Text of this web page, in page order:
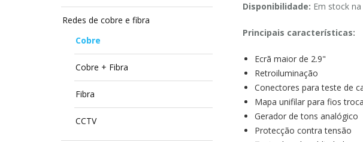
Disponibilidade: Em stock
Principais características:
Ecrã maior de 2.9"
Retroiluminação
Conectores para teste de
Mapa unifilar para fios
Gerador de tons analógico
Protecção contra tensão
Redes de cobre e fibra
Cobre
Cobre + Fibra
Fibra
CCTV